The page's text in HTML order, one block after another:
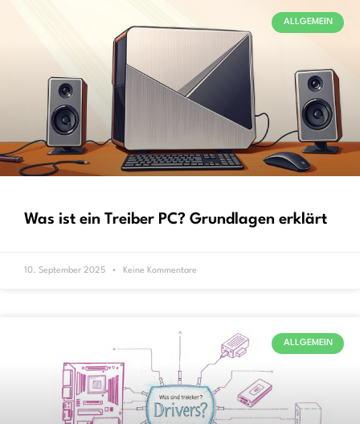
ALLGEMEIN
Was ist ein Treiber PC? Grundlagen erklärt
10. September 2025 Keine Kommentare
ALLGEMEIN